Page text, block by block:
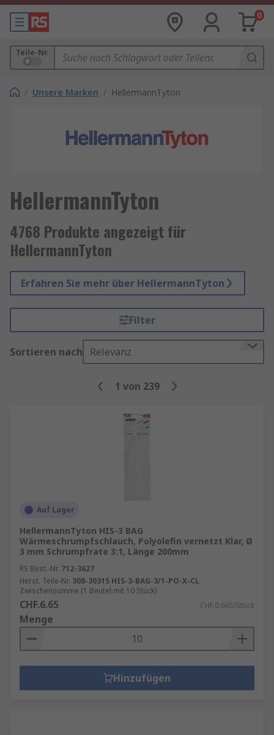
0
Teile-Nr.
/ Unsere Marken / HellermannTyton
HellermannTyton
4768 Produkte angezeigt für
HellermannTyton
Erfahren Sie mehr über HellermannTyton
Filter
Sortieren nach Relevanz
1 von 239
Auf Lager
HellermannTyton HIS-3 BAG
Wärmeschrumpfschlauch, Polyolefin vernetzt Klar, Ø
3 mm Schrumpfrate 3:1, Länge 200mm
RS Best.-Nr. 712-3627
Herst. Teile-Nr. 308-30315 HIS-3-BAG-3/1-PO-X-CL
Zwischensumme (1 Beutel mit 10 Stück)
CHF.6.65 CHF.0.665/Stück
Menge
Hinzufügen